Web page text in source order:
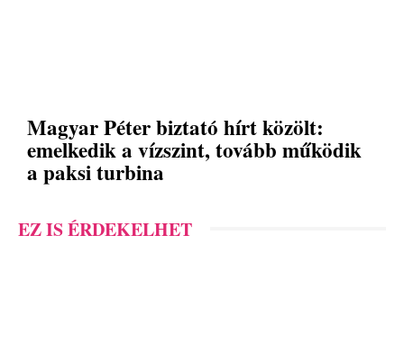
Magyar Péter biztató hírt közölt:
emelkedik a vízszint, tovább működik
a paksi turbina
EZ IS ÉRDEKELHET